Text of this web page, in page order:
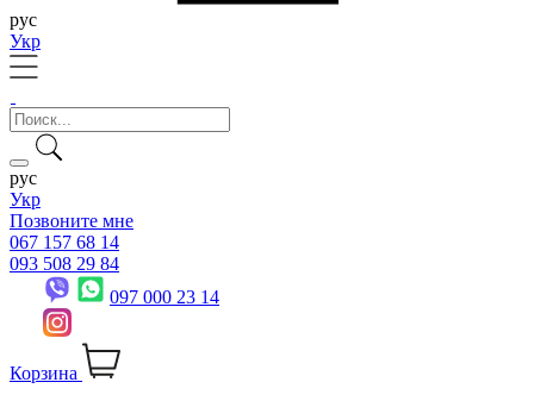
рус
Укр
рус
Укр
Позвоните мне
067 157 68 14
093 508 29 84
097 000 23 14
Корзина